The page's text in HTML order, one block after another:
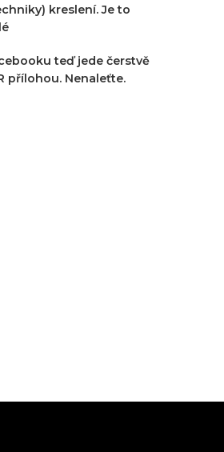
kreslení. Je to
teď jede čerstvě
přílohou. Nenaleťte.